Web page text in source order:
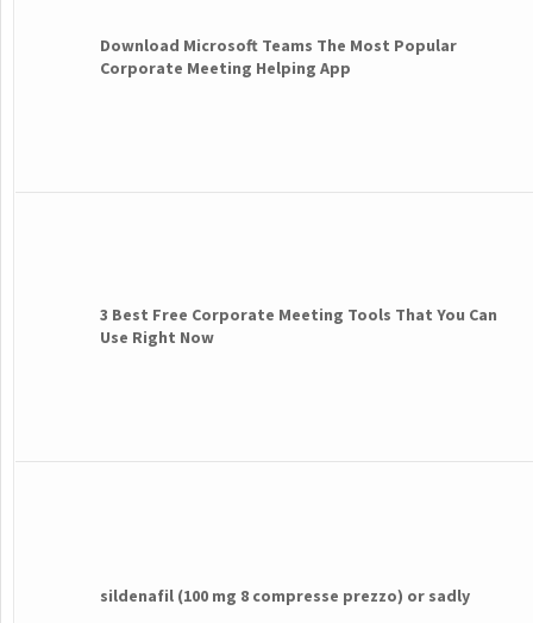
Download Microsoft Teams The Most Popular
Corporate Meeting Helping App
3 Best Free Corporate Meeting Tools That You Can
Use Right Now
sildenafil (100 mg 8 compresse prezzo) or sadly